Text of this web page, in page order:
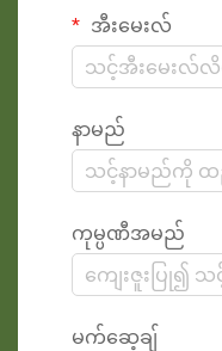
အီးမေးလ်
နာမည်
ကုမ္ပဏီအမည်
မက်ဆေ့ချ်